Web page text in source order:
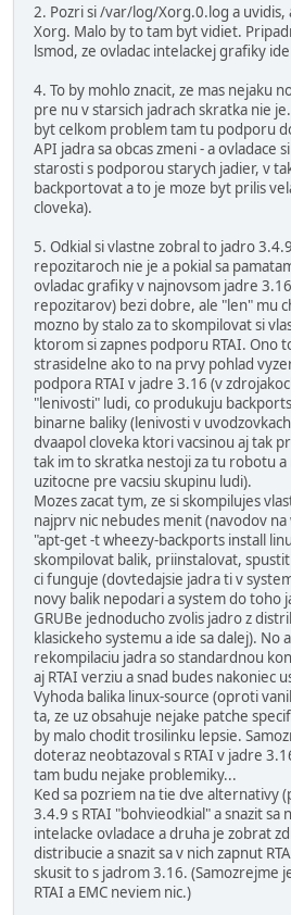
2. Pozri si /var/log/Xorg.0.log a uvidis,
Xorg. Malo by to tam byt vidiet.
lsmod, ze ovladac intelackej grafiky
4. To by mohlo znacit, ze mas nejaku
pre nu v starsich jadrach skratka nie
byt celkom problem tam tu podporu
API jadra sa obcas zmeni - a ovladace
starosti s podporou starych jadier, v
backportovat a to je moze byt prilis
cloveka).
5. Odkial si vlastne zobral to jadro
repozitaroch nie je a pokial sa
ovladac grafiky v najnovsom jadre
repozitarov) bezi dobre, ale "len" mu
mozno by stalo za to skompilovat si
ktorom si zapnes podporu RTAI. Ono
strasidelne ako to na prvy pohlad
podpora RTAI v jadre 3.16 (v
"lenivosti" ludi, co produkuju
binarne baliky (lenivosti v
dvaapol cloveka ktori vacsinou aj tak
tak im to skratka nestoji za tu robotu a
uzitocne pre vacsiu skupinu ludi).
Mozes zacat tym, ze si skompilujes
najprv nic nebudes menit (navodov na
"apt-get -t wheezy-backports install
skompilovat balik, priinstalovat,
ci funguje (dovtedajsie jadra ti v
novy balik nepodari a system do toho
GRUBe jednoducho zvolis jadro z
klasickeho systemu a ide sa dalej). No
rekompilaciu jadra so standardnou
aj RTAI verziu a snad budes nakoniec
Vyhoda balika linux-source (oproti
ta, ze uz obsahuje nejake patche
by malo chodit trosilinku lepsie.
doteraz neobtazoval s RTAI v jadre
tam budu nejake problemiky...
Ked sa pozriem na tie dve alternativy
3.4.9 s RTAI "bohvieodkial" a snazit sa
intelacke ovladace a druha je zobrat
distribucie a snazit sa v nich zapnut
skusit to s jadrom 3.16. (Samozrejme
RTAI a EMC neviem nic.)